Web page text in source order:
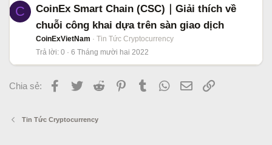
C
CoinEx Smart Chain (CSC)｜Giải thích về
chuỗi công khai dựa trên sàn giao dịch
CoinExVietNam
Tin Tức Cryptocurrency
Trả lời 0 6 Tháng mười hai 2022
Chia sẻ: Facebook
Twitter Reddit PinterestTumblr WhatsApp
Email
Tin Tức Cryptocurrency